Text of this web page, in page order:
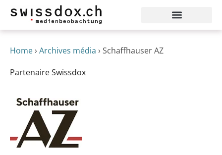
Home› Archives média › Schaffhauser AZ
Partenaire Swissdox